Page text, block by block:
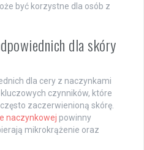
być korzystne dla osób z
dla skóry
dla cery z naczynkami
czynników, które
zaczerwienioną skórę.
naczynkowej powinny
mikrokrążenie oraz